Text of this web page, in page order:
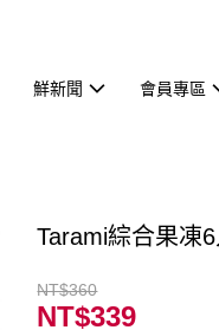
鮮新聞 會員專區
Tarami綜合果凍
NT$360
NT$339